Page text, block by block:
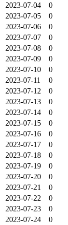
2023-07-04
0
2023-07-05
0
2023-07-06
0
2023-07-07
0
2023-07-08
0
2023-07-09
0
2023-07-10
0
2023-07-11
0
2023-07-12
0
2023-07-13
0
2023-07-14
0
2023-07-15
0
2023-07-16
0
2023-07-17
0
2023-07-18
0
2023-07-19
0
2023-07-20
0
2023-07-21
0
2023-07-22
0
2023-07-23
0
2023-07-24
0